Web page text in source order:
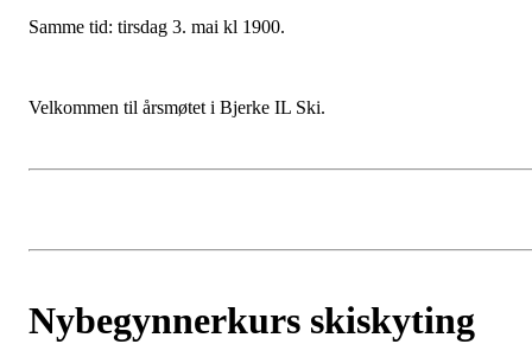
Samme tid: tirsdag 3. mai kl 1900.
Velkommen til årsmøtet i Bjerke IL Ski.
Nybegynnerkurs skiskyting